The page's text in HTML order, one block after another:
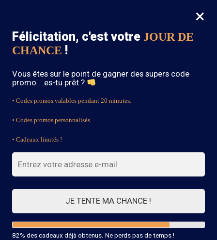
0
SOLDES : -15% sur toute la boutique avec le code « BOHEME15 »
×
Félicitation, c'est votre JOUR DE
CHANCE !
Vous êtes sur le point de gagner des supers code
promo... es-tu prêt ?
• Codes promos valables pendant 20 minutes.
• Codes promos personnalisés.
• Cadeaux limités !
JE TENTE MA CHANCE !
82% des cadeaux déjà obtenus. Ne perds pas de temps !